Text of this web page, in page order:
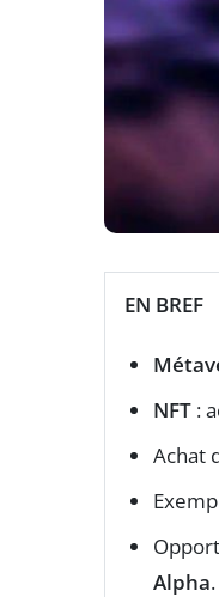
EN BREF
NFT :
Achat
Alpha.